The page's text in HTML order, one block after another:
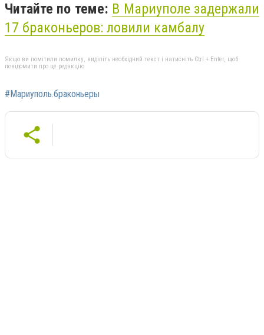
Читайте по теме: В Мариуполе задержали
17 браконьеров: ловили камбалу
Якщо ви помітили помилку, виділіть необхідний текст і натисніть Ctrl + Enter, щоб
повідомити про це редакцію
#Мариуполь.браконьеры